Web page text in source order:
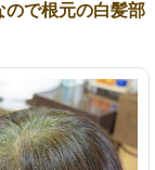
ので根元の白髪部